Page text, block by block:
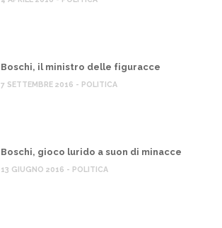
Boschi, il ministro delle figuracce
7 SETTEMBRE 2016 - POLITICA
Boschi, gioco lurido a suon di minacce
13 GIUGNO 2016 - POLITICA